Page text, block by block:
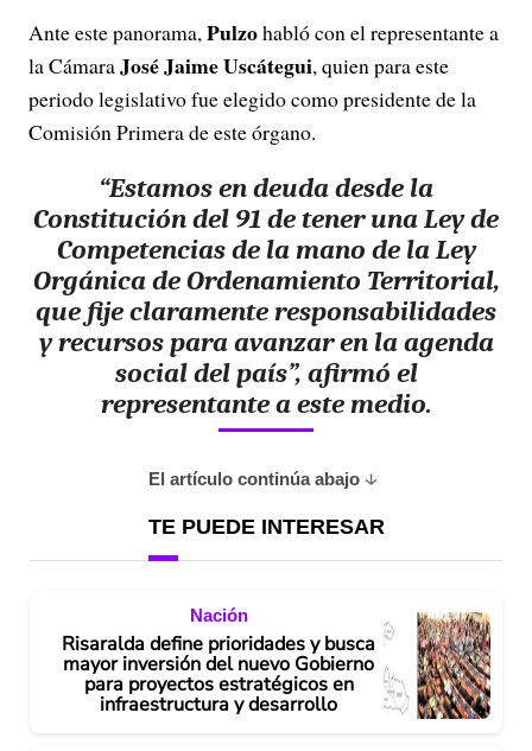
Ante este panorama,Pulzohabló con el representante a
la CámaraJosé Jaime Uscátegui, quien para este
periodo legislativo fue elegido como presidente de la
Comisión Primera de este órgano.
“Estamos en deuda desde la
Constitución del 91 de tener una Ley de
Competencias de la mano de la Ley
Orgánica de Ordenamiento Territorial,
que fije claramente responsabilidades
y recursos para avanzar en la agenda
social del país”, afirmó el
representante a este medio.
El artículo continúa abajo
TE PUEDE INTERESAR
Nación
Risaralda define prioridades y busca
mayor inversión del nuevo Gobierno
para proyectos estratégicos en
infraestructura y desarrollo